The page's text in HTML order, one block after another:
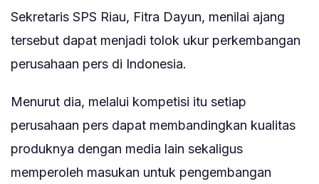
Sekretaris SPS Riau, Fitra Dayun, menilai ajang
tersebut dapat menjadi tolok ukur perkembangan
perusahaan pers di Indonesia.
Menurut dia, melalui kompetisi itu setiap
perusahaan pers dapat membandingkan kualitas
produknya dengan media lain sekaligus
memperoleh masukan untuk pengembangan